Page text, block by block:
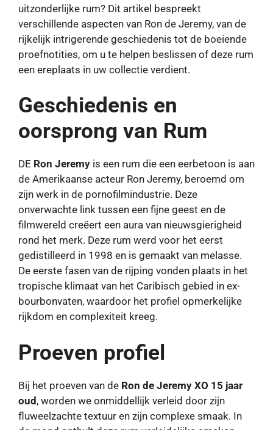
uitzonderlijke rum? Dit artikel bespreekt
verschillende aspecten van Ron de Jeremy, van de
rijkelijk intrigerende geschiedenis tot de boeiende
proefnotities, om u te helpen beslissen of deze rum
een ​​ereplaats in uw collectie verdient.
Geschiedenis en
oorsprong van Rum
DE Ron Jeremy is een rum die een eerbetoon is aan
de Amerikaanse acteur Ron Jeremy, beroemd om
zijn werk in de pornofilmindustrie. Deze
onverwachte link tussen een fijne geest en de
filmwereld creëert een aura van nieuwsgierigheid
rond het merk. Deze rum werd voor het eerst
gedistilleerd in 1998 en is gemaakt van melasse.
De eerste fasen van de rijping vonden plaats in het
tropische klimaat van het Caribisch gebied in ex-
bourbonvaten, waardoor het profiel opmerkelijke
rijkdom en complexiteit kreeg.
Proeven profiel
Bij het proeven van de Ron de Jeremy XO 15 jaar
oud, worden we onmiddellijk verleid door zijn
fluweelzachte textuur en zijn complexe smaak. In